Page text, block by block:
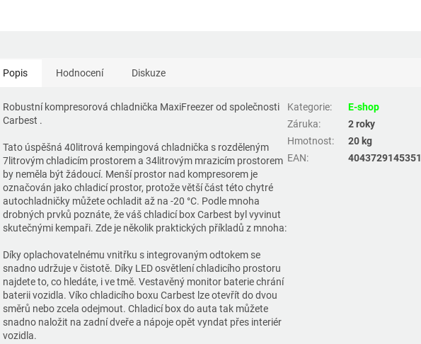
Popis Hodnocení Diskuze
Robustní kompresorová chladnička MaxiFreezer od společnosti
Carbest .
Tato úspěšná 40litrová kempingová chladnička s rozděleným
7litrovým chladicím prostorem a 34litrovým mrazicím prostorem
by neměla být žádoucí. Menší prostor nad kompresorem je
označován jako chladicí prostor, protože větší část této chytré
autochladničky můžete ochladit až na -20 °C. Podle mnoha
drobných prvků poznáte, že váš chladicí box Carbest byl vyvinut
skutečnými kempaři. Zde je několik praktických příkladů z mnoha:
Díky oplachovatelnému vnitřku s integrovaným odtokem se
snadno udržuje v čistotě. Díky LED osvětlení chladicího prostoru
najdete to, co hledáte, i ve tmě. Vestavěný monitor baterie chrání
baterii vozidla. Víko chladicího boxu Carbest lze otevřít do dvou
směrů nebo zcela odejmout. Chladicí box do auta tak můžete
snadno naložit na zadní dveře a nápoje opět vyndat přes interiér
vozidla.
Kategorie:
E-shop
Záruka:
2 roky
Hmotnost:
20 kg
EAN: 4043729145351